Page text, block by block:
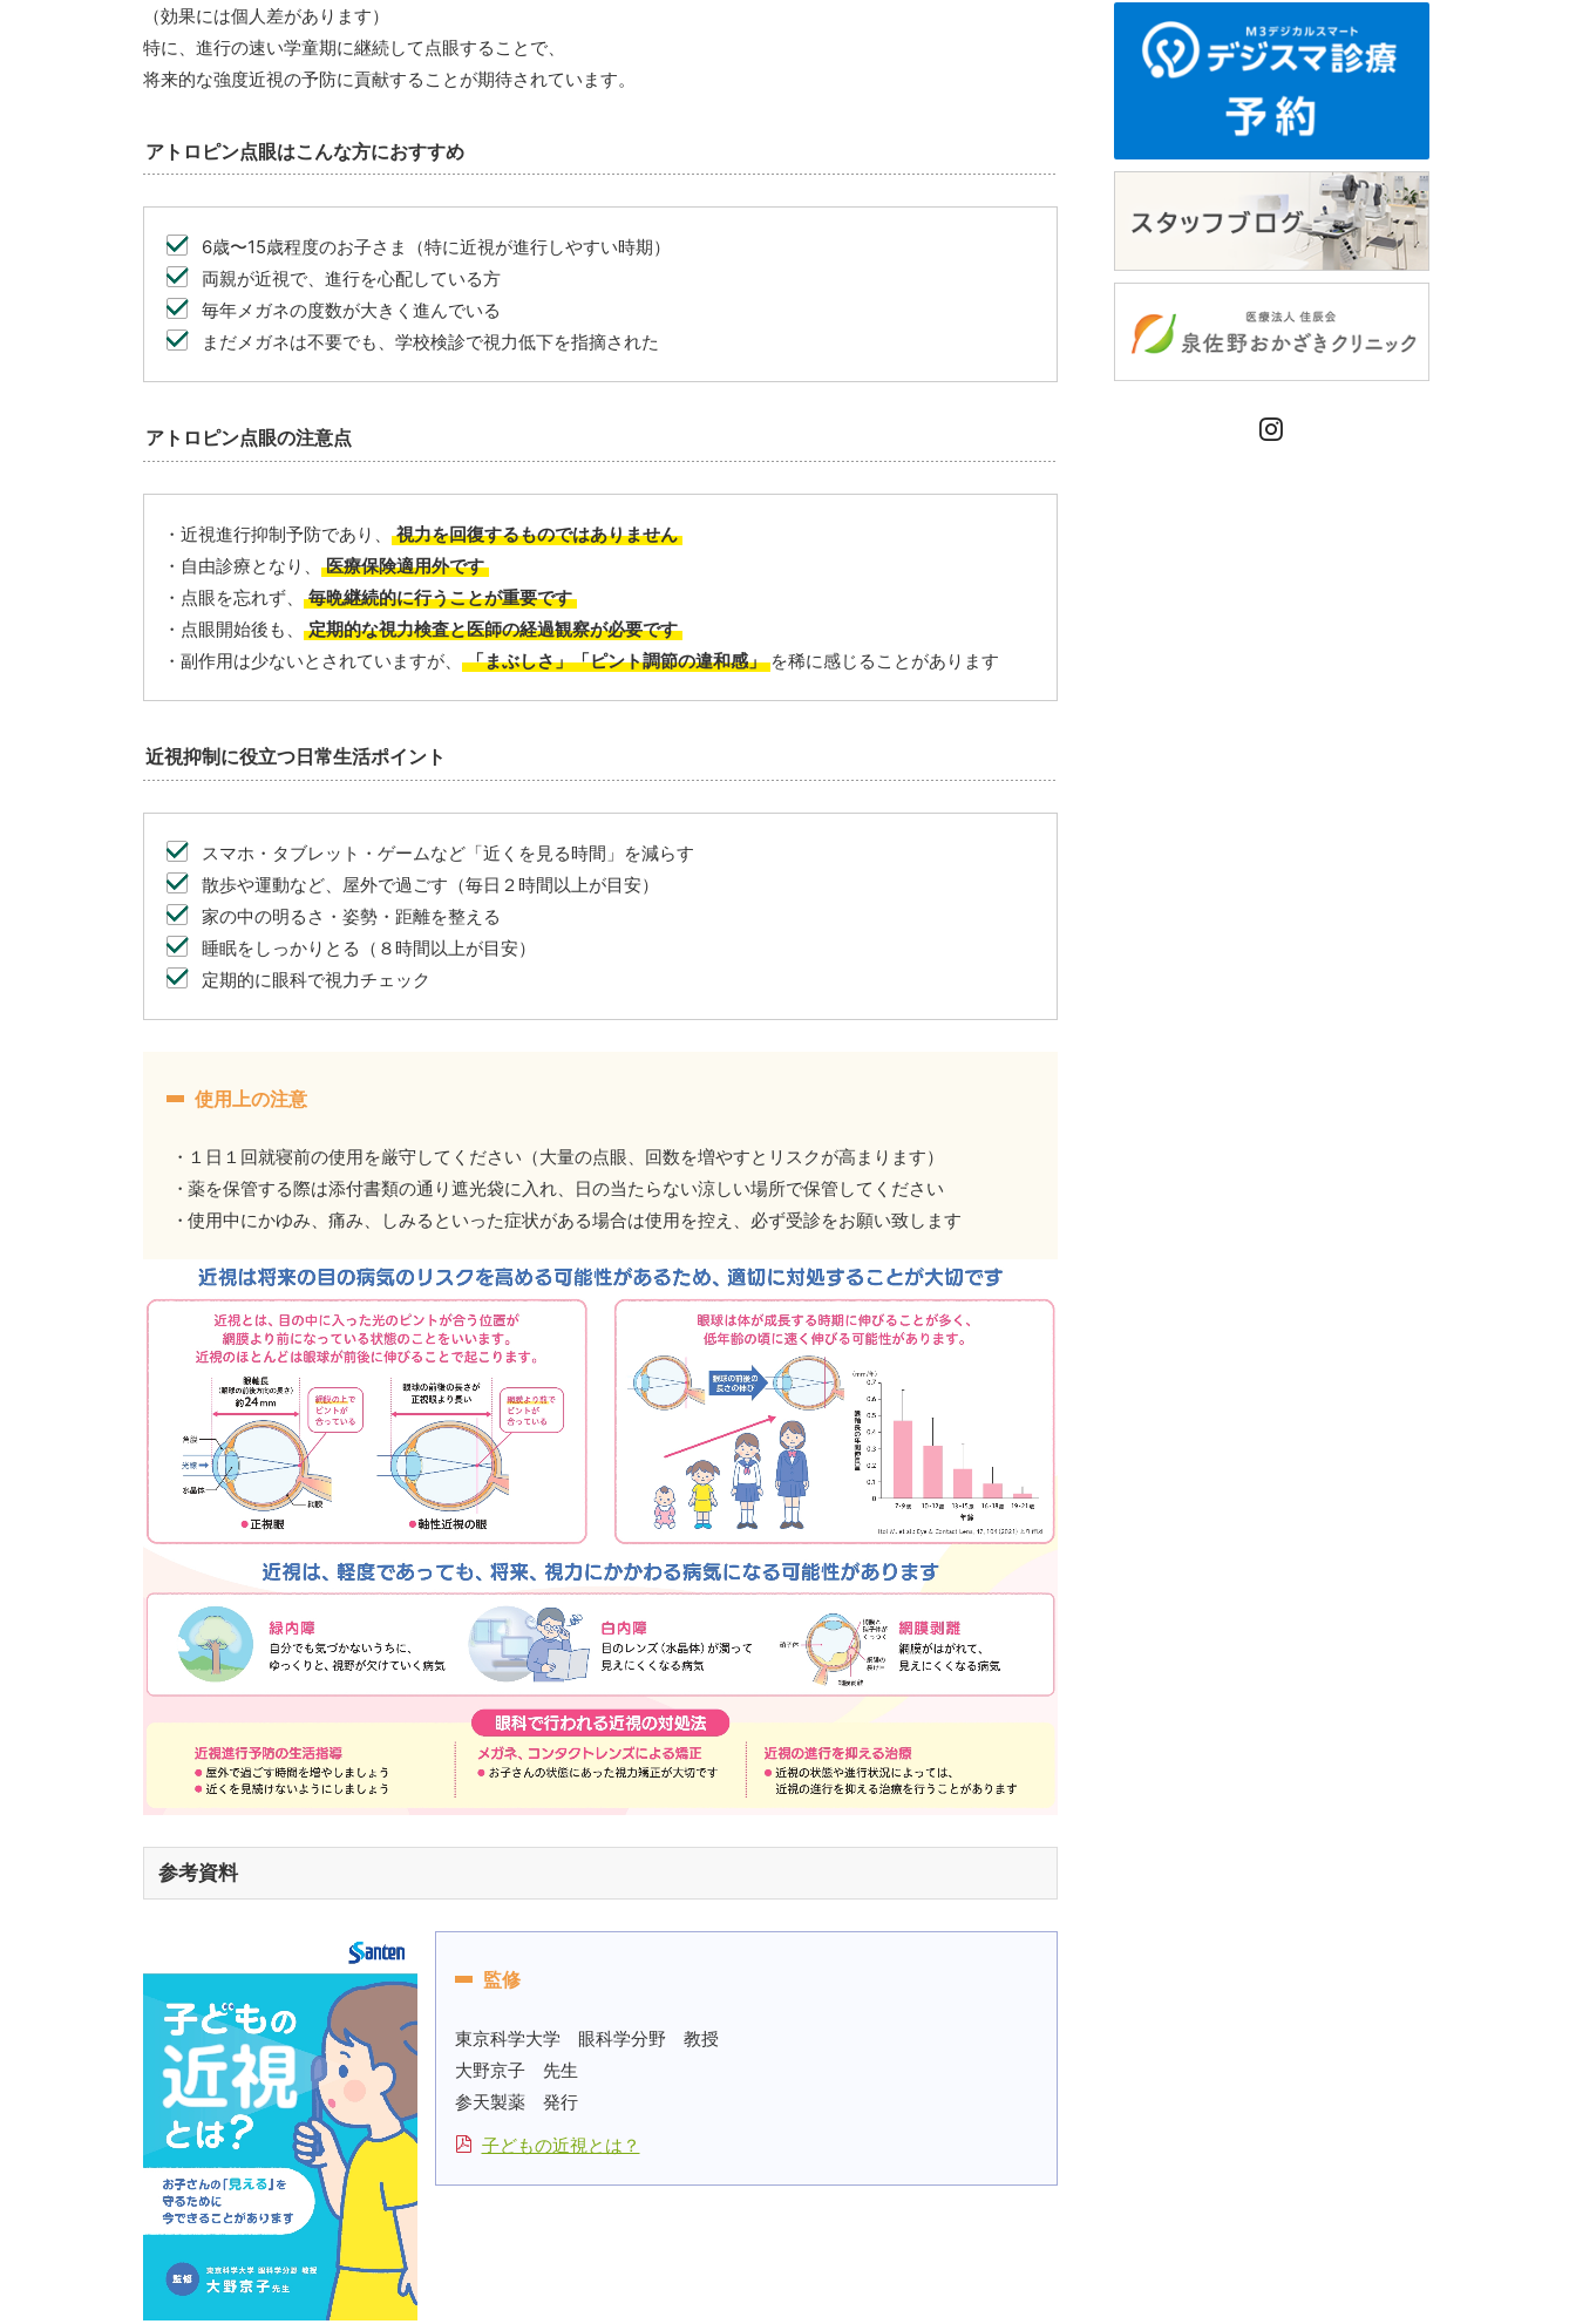
（効果には個人差があります）
特に、進行の速い学童期に継続して点眼することで、
将来的な強度近視の予防に貢献することが期待されています。
アトロピン点眼はこんな方におすすめ
6歳〜15歳程度のお子さま（特に近視が進行しやすい時期）
両親が近視で、進行を心配している方
毎年メガネの度数が大きく進んでいる
まだメガネは不要でも、学校検診で視力低下を指摘された
アトロピン点眼の注意点
・近視進行抑制予防であり、
視力を回復するものではありません
・自由診療となり、
医療保険適用外です
・点眼を忘れず、
毎晩継続的に行うことが重要です
・点眼開始後も、
定期的な視力検査と医師の経過観察が必要です
・副作用は少ないとされていますが、
「まぶしさ」「ピント調節の違和感」を稀に感じることがあります
近視抑制に役立つ日常生活ポイント
スマホ・タブレット・ゲームなど「近くを見る時間」を減らす
散歩や運動など、屋外で過ごす（毎日２時間以上が目安）
家の中の明るさ・姿勢・距離を整える
睡眠をしっかりとる（８時間以上が目安）
定期的に眼科で視力チェック
使用上の注意
１日１回就寝前の使用を厳守してください（大量の点眼、回数を増やすとリスクが高まります）
薬を保管する際は添付書類の通り遮光袋に入れ、日の当たらない涼しい場所で保管してください
使用中にかゆみ、痛み、しみるといった症状がある場合は使用を控え、必ず受診をお願い致します
参考資料
監修
東京科学大学 眼科学分野 教授
大野京子 先生
参天製薬 発行
子どもの近視とは？